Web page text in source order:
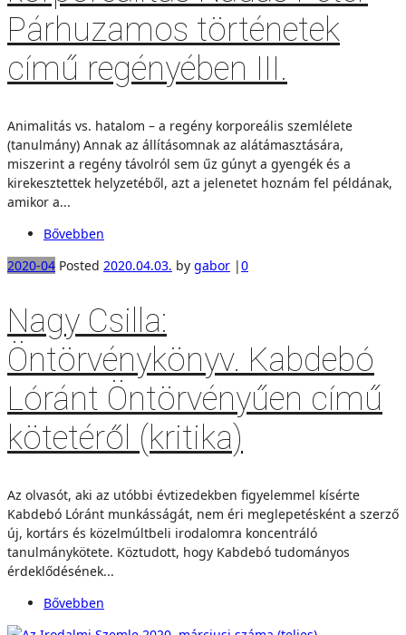
Párhuzamos történetek
című regényében III.
Animalitás vs. hatalom – a regény korporeális szemlélete
(tanulmány) Annak az állításomnak az alátámasztására,
miszerint a regény távolról sem űz gúnyt a gyengék és a
kirekesztettek helyzetéből, azt a jelenetet hoznám fel példának,
amikor a...
Bővebben
2020-04 Posted 2020.04.03. by gabor |0
Nagy Csilla:
Öntörvénykönyv. Kabdebó
Lóránt Öntörvényűen című
kötetéről (kritika)
Az olvasót, aki az utóbbi évtizedekben figyelemmel kísérte
Kabdebó Lóránt munkásságát, nem éri meglepetésként a szerző
új, kortárs és közelmúltbeli irodalomra koncentráló
tanulmánykötete. Köztudott, hogy Kabdebó tudományos
érdeklődésének...
Bővebben